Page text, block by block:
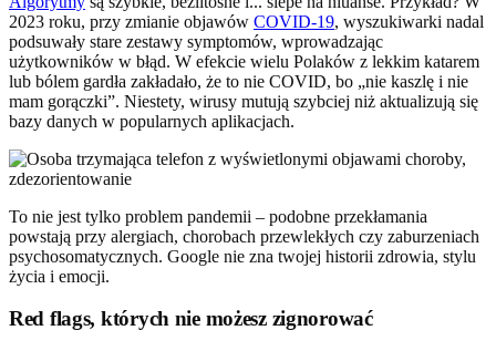
2023 roku, przy zmianie objawów COVID-19, wyszukiwarki nadal
podsuwały stare zestawy symptomów, wprowadzając
użytkowników w błąd. W efekcie wielu Polaków z lekkim katarem
lub bólem gardła zakładało, że to nie COVID, bo „nie kaszlę i nie
mam gorączki”. Niestety, wirusy mutują szybciej niż aktualizują się
bazy danych w popularnych aplikacjach.
To nie jest tylko problem pandemii – podobne przekłamania
powstają przy alergiach, chorobach przewlekłych czy zaburzeniach
psychosomatycznych. Google nie zna twojej historii zdrowia, stylu
życia i emocji.
Red flags, których nie możesz zignorować